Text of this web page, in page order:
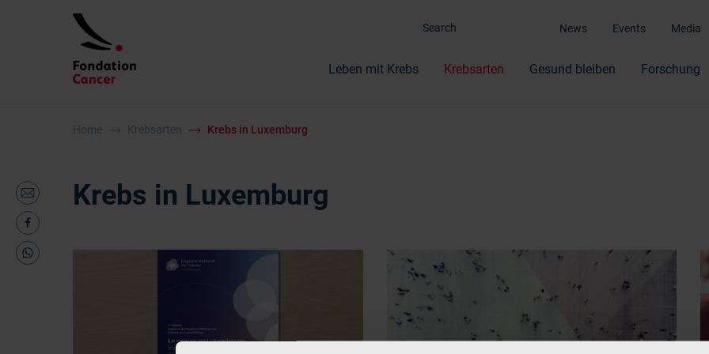
News Events Media
Leben mit Krebs Krebsarten Gesund bleiben Forschung
Home Krebsarten Krebs in Luxemburg
Krebs in Luxemburg